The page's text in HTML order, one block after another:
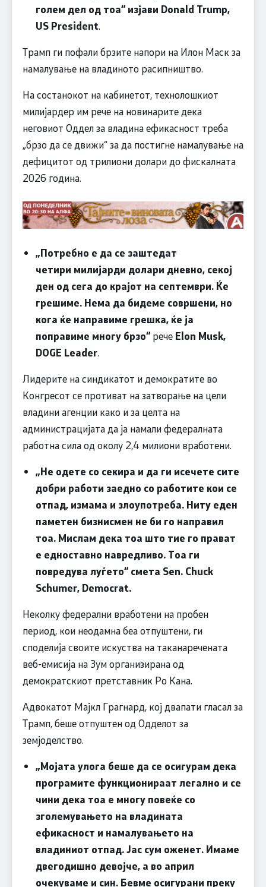
голем дел од тоа“ изјави Donald Trump,
US President.
Трамп ги пофали брзите напори на Илон Маск за
намалување на владиното расипништво.
На состанокот на кабинетот, технолошкиот
милијардер им рече на новинарите дека
неговиот Оддел за владина ефикасност треба
„брзо да се движи“ за да постигне намалување на
дефицитот од трилиони долари до фискалната
2026 година.
„Потребно е да се заштедат
четири милијарди долари дневно, секој
ден од сега до крајот на септември. Ќе
грешиме. Нема да бидеме совршени, но
кога ќе направиме грешка, ќе ја
поправиме многу брзо“рече Elon Musk,
DOGE Leader.
Лидерите на синдикатот и демократите во
Конгресот се противат на затворање на цели
владини агенции како и за целта на
администрацијата да ја намали федералната
работна сила од околу 2,4 милиони вработени.
„Не одете со секира и да ги исечете сите
добри работи заедно со работите кои се
отпад, измама и злоупотреба. Ниту еден
паметен бизнисмен не би го направил
тоа. Мислам дека тоа што тие го прават
е едноставно навредливо. Тоа ги
повредува луѓето“ смета Sen. Chuck
Schumer, Democrat.
Неколку федерални вработени на пробен
период, кои неодамна беа отпуштени, ги
споделија своите искуства на таканаречената
веб-емисија на Зум организирана од
демократскиот претставник Ро Кана.
Адвокатот Мајкл Грагнард, кој двапати гласал за
Трамп, беше отпуштен од Одделот за
земјоделство.
„Мојата улога беше да се осигурам дека
програмите функционираат легално и се
чини дека тоа е многу повеќе со
зголемувањето на владината
ефикасност и намалувањето на
владиниот отпад. Јас сум оженет. Имаме
двегодишно девојче, а во април
очекуваме и син. Бевме осигурани преку